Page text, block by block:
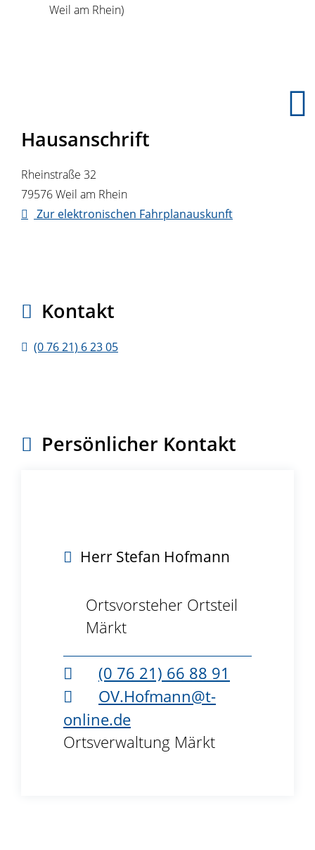
Weil am Rhein)
Hausanschrift
Rheinstraße 32
79576Weil am Rhein
Zur elektronischen Fahrplanauskunft
Kontakt
(07621) 62305
Persönlicher Kontakt
Herr Stefan Hofmann
Ortsvorsteher Ortsteil
Märkt
(0 76 21) 66 88 91
OV.Hofmann@t-
online.de
Ortsverwaltung Märkt